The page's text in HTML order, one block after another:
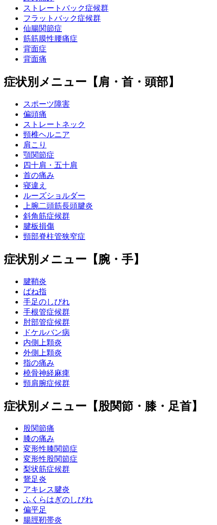
ストレートバック症候群
フラットバック症候群
仙腸関節症
筋筋膜性腰痛症
背面症
背面痛
症状別メニュー【肩・首・頭部】
スポーツ障害
偏頭痛
ストレートネック
頸椎ヘルニア
肩こり
顎関節症
四十肩・五十肩
首の痛み
寝違え
ルーズショルダー
上腕二頭筋長頭腱炎
斜角筋症候群
腱板損傷
頸部脊柱管狭窄症
症状別メニュー【腕・手】
腱鞘炎
ばね指
手足のしびれ
手根管症候群
肘部管症候群
ドケルバン病
内側上顆炎
外側上顆炎
指の痛み
橈骨神経麻痺
頸肩腕症候群
症状別メニュー【股関節・膝・足首】
股関節痛
膝の痛み
変形性膝関節症
変形性股関節症
梨状筋症候群
鵞足炎
アキレス腱炎
ふくらはぎのしびれ
偏平足
腸脛靭帯炎